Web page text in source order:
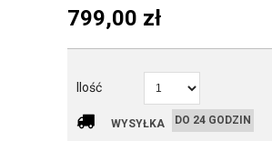
799,00 zł
Ilość
WYSYŁKA DO 24 GODZIN